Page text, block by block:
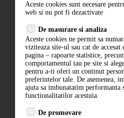
Contact
Politica de confidentialitate
ANPC
Aceste cookies sunt necesare
web si nu pot fi dezactivate
De masurare si analiza
Aceste cookies ne permit sa
viziteaza site-ul sau cat de
pagina – rapoarte statistice,
comportamentul tau pe site si
pentru a-ti oferi un continut
preferintelor tale. De asemenea,
ajuta sa imbunatatim performanta
functionalitatilor acestuia.
De promovare